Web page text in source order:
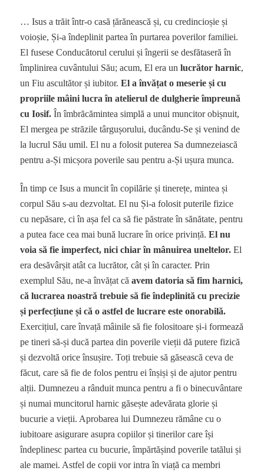
… Isus a trăit într-o casă țărănească și, cu credincioșie și
voioșie, Și-a îndeplinit partea în purtarea poverilor familiei.
El fusese Conducătorul cerului și îngerii se desfătaseră în
împlinirea cuvântului Său; acum, El era unlucrător harnic,
un Fiu ascultător și iubitor.El a învățat o meserie și cu
propriile mâini lucra în atelierul de dulgherie împreună
cu Iosif. În îmbrăcămintea simplă a unui muncitor obișnuit,
El mergea pe străzile târgușorului, ducându-Se și venind de
la lucrul Său umil. El nu a folosit puterea Sa dumnezeiască
pentru a-Și micșora poverile sau pentru a-Și ușura munca.
În timp ce Isus a muncit în copilărie și tinerețe, mintea și
corpul Său s-au dezvoltat. El nu Și-a folosit puterile fizice
cu nepăsare, ci în așa fel ca să fie păstrate în sănătate, pentru
a putea face cea mai bună lucrare în orice privință.El nu
voia să fie imperfect, nici chiar în mânuirea uneltelor. El
era desăvârșit atât ca lucrător, cât și în caracter. Prin
exemplul Său, ne-a învățat căavem datoria să fim harnici,
că lucrarea noastră trebuie să fie îndeplinită cu precizie
și perfecțiune și că o astfel de lucrare este onorabilă.
Exercițiul, care învață mâinile să fie folositoare și-i formează
pe tineri să-și ducă partea din poverile vieții dă putere fizică
și dezvoltă orice însușire. Toți trebuie să găsească ceva de
făcut, care să fie de folos pentru ei înșiși și de ajutor pentru
alții. Dumnezeu a rânduit munca pentru a fi o binecuvântare
și numai muncitorul harnic găsește adevărata glorie și
bucurie a vieții. Aprobarea lui Dumnezeu rămâne cu o
iubitoare asigurare asupra copiilor și tinerilor care își
îndeplinesc partea cu bucurie, împărtășind poverile tatălui și
ale mamei. Astfel de copii vor intra în viață ca membri